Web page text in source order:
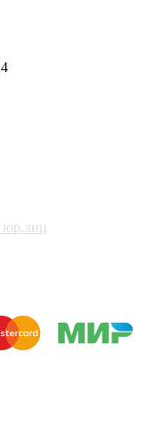
юр.лиц